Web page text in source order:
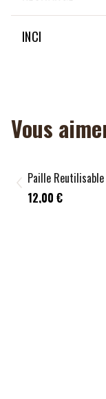
Laver à l'eau
verticale
NON APPLICABLE
INCI
Vous
Paille
12,00 €